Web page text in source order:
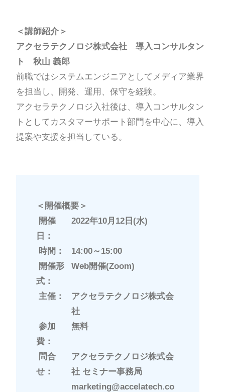
＜講師紹介＞
アクセラテクノロジ株式会社 導入コンサルタン
ト 秋山 義郎
前職ではシステムエンジニアとしてメディア業界
を担当し、開発、運用、保守を経験。
アクセラテクノロジ入社後は、導入コンサルタン
トとしてカスタマーサポート部門を中心に、導入
提案や支援を担当している。
＜開催概要＞
開催
日：
2022年10月12日(水)
時間：
14:00～15:00
開催形
式：
Web開催(Zoom)
主催：
アクセラテクノロジ株式会
社
参加
費：
無料
問合
せ：
アクセラテクノロジ株式会
社 セミナー事務局
marketing@accelatech.co